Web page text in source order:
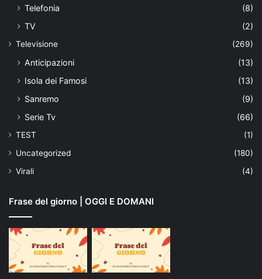
Telefonia
(8)
TV
(2)
Televisione (269)
Anticipazioni
(13)
Isola dei Famosi
(13)
Sanremo
(9)
Serie Tv
(66)
TEST
(1)
Uncategorized
(180)
Virali
(4)
Frase del giorno | OGGI E DOMANI